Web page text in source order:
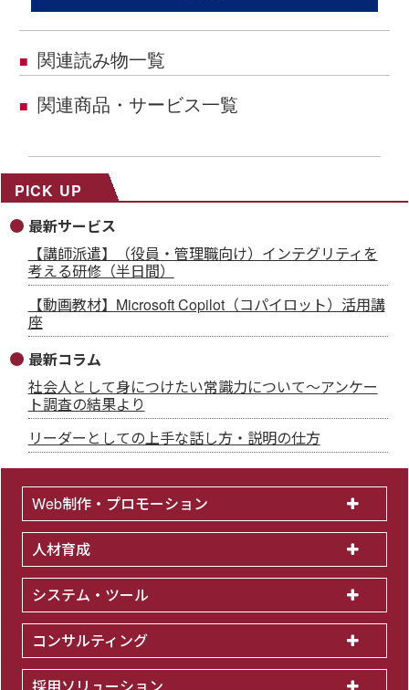
■ 関連読み物一覧
■ 関連商品・サービス一覧
PICK UP
最新サービス
【講師派遣】（役員・管理職向け）インテグリティを
考える研修（半日間）
【動画教材】Microsoft Copilot（コパイロット）活用講
座
最新コラム
社会人として身につけたい常識力について～アンケー
ト調査の結果より
リーダーとしての上手な話し方・説明の仕方
Web制作・プロモーション
人材育成
システム・ツール
コンサルティング
採用ソリューション